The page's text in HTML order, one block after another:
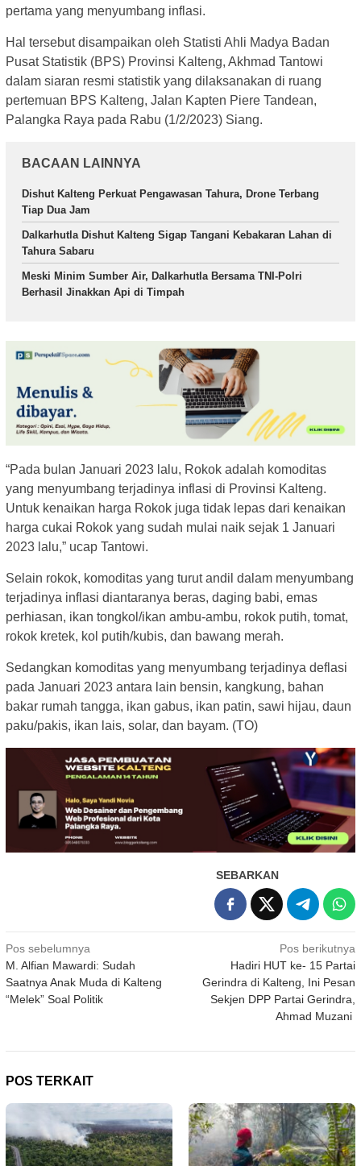
pertama yang menyumbang inflasi.
Hal tersebut disampaikan oleh Statisti Ahli Madya Badan
Pusat Statistik (BPS) Provinsi Kalteng, Akhmad Tantowi
dalam siaran resmi statistik yang dilaksanakan di ruang
pertemuan BPS Kalteng, Jalan Kapten Piere Tandean,
Palangka Raya pada Rabu (1/2/2023) Siang.
BACAAN LAINNYA
Dishut Kalteng Perkuat Pengawasan Tahura, Drone Terbang
Tiap Dua Jam
Dalkarhutla Dishut Kalteng Sigap Tangani Kebakaran Lahan di
Tahura Sabaru
Meski Minim Sumber Air, Dalkarhutla Bersama TNI-Polri
Berhasil Jinakkan Api di Timpah
“Pada bulan Januari 2023 lalu, Rokok adalah komoditas
yang menyumbang terjadinya inflasi di Provinsi Kalteng.
Untuk kenaikan harga Rokok juga tidak lepas dari kenaikan
harga cukai Rokok yang sudah mulai naik sejak 1 Januari
2023 lalu,” ucap Tantowi.
Selain rokok, komoditas yang turut andil dalam menyumbang
terjadinya inflasi diantaranya beras, daging babi, emas
perhiasan, ikan tongkol/ikan ambu-ambu, rokok putih, tomat,
rokok kretek, kol putih/kubis, dan bawang merah.
Sedangkan komoditas yang menyumbang terjadinya deflasi
pada Januari 2023 antara lain bensin, kangkung, bahan
bakar rumah tangga, ikan gabus, ikan patin, sawi hijau, daun
paku/pakis, ikan lais, solar, dan bayam. (TO)
SEBARKAN
Navigasi
pos
Pos sebelumnya
M. Alfian Mawardi: Sudah
Saatnya Anak Muda di Kalteng
“Melek” Soal Politik
Pos berikutnya
Hadiri HUT ke- 15 Partai
Gerindra di Kalteng, Ini Pesan
Sekjen DPP Partai Gerindra,
Ahmad Muzani
POS TERKAIT